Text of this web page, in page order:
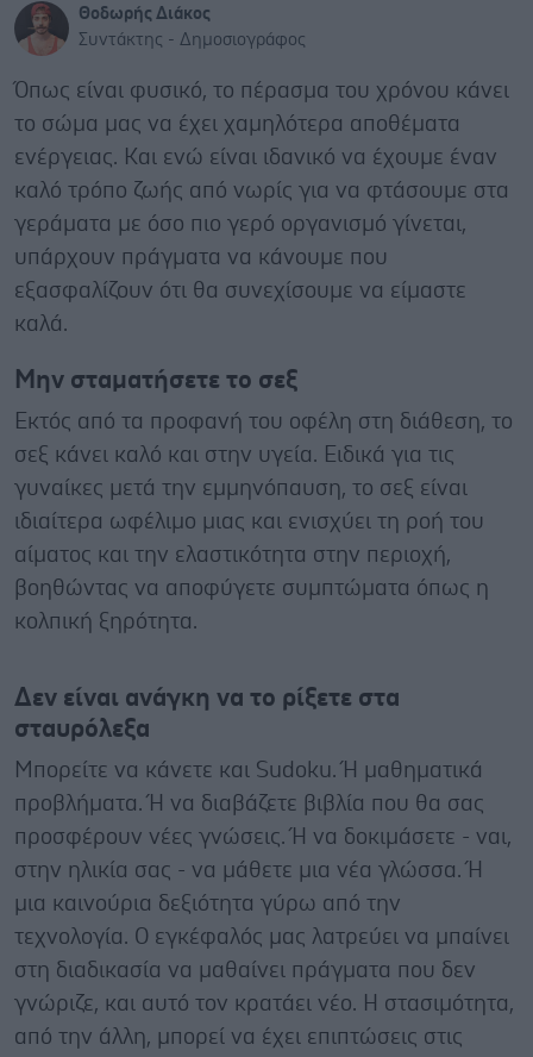
Θοδωρής Διάκος
Συντάκτης - Δημοσιογράφος
Όπως είναι φυσικό, το πέρασμα του χρόνου κάνει
το σώμα μας να έχει χαμηλότερα αποθέματα
ενέργειας. Και ενώ είναι ιδανικό να έχουμε έναν
καλό τρόπο ζωής από νωρίς για να φτάσουμε στα
γεράματα με όσο πιο γερό οργανισμό γίνεται,
υπάρχουν πράγματα να κάνουμε που
εξασφαλίζουν ότι θα συνεχίσουμε να είμαστε
καλά.
Μην σταματήσετε το σεξ
Εκτός από τα προφανή του οφέλη στη διάθεση, το
σεξ κάνει καλό και στην υγεία. Ειδικά για τις
γυναίκες μετά την εμμηνόπαυση, το σεξ είναι
ιδιαίτερα ωφέλιμο μιας και ενισχύει τη ροή του
αίματος και την ελαστικότητα στην περιοχή,
βοηθώντας να αποφύγετε συμπτώματα όπως η
κολπική ξηρότητα.
Δεν είναι ανάγκη να το ρίξετε στα
σταυρόλεξα
Μπορείτε να κάνετε και Sudoku. Ή μαθηματικά
προβλήματα. Ή να διαβάζετε βιβλία που θα σας
προσφέρουν νέες γνώσεις. Ή να δοκιμάσετε - ναι,
στην ηλικία σας - να μάθετε μια νέα γλώσσα. Ή
μια καινούρια δεξιότητα γύρω από την
τεχνολογία. Ο εγκέφαλός μας λατρεύει να μπαίνει
στη διαδικασία να μαθαίνει πράγματα που δεν
γνώριζε, και αυτό τον κρατάει νέο. Η στασιμότητα,
από την άλλη, μπορεί να έχει επιπτώσεις στις